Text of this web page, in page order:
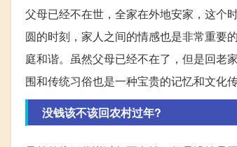
父母已经不在世，全家在外地安家，这个
圆的时刻，家人之间的情感也是非常重要
庭和谐。虽然父母已经不在了，但是回老
围和传统习俗也是一种宝贵的记忆和文化
没钱该不该回农村过年?